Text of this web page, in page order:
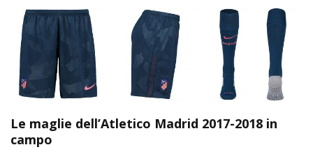
Le maglie dell’Atletico Madrid 2017-2018 in
campo